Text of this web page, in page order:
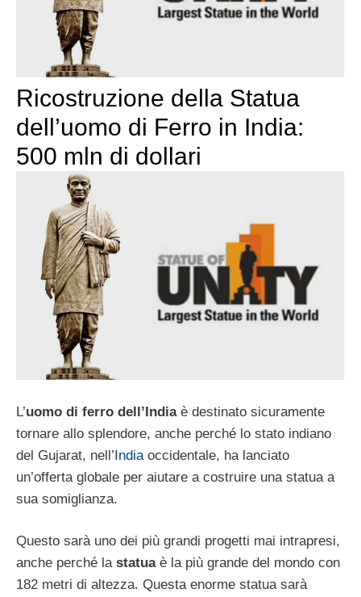
Ricostruzione della Statua
dell’uomo di Ferro in India:
500 mln di dollari
L’uomo di ferro dell’Indiaè destinato sicuramente
tornare allo splendore, anche perché lo stato indiano
del Gujarat, nell’India occidentale, ha lanciato
un’offerta globale per aiutare a costruire una statua a
sua somiglianza.
Questo sarà uno dei più grandi progetti mai intrapresi,
anche perché la statua è la più grande del mondo con
182 metri di altezza. Questa enorme statua sarà